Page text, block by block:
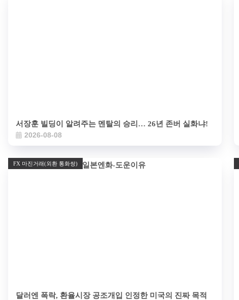
서장훈 빌딩이 알려주는 멘탈의 승리… 26년 존버 실화냐!
2026-08-08
달러엔 폭락, 환율시장 공조개입 인정한 미국의 진짜 목적
FX 마진거래(외환 통화쌍)